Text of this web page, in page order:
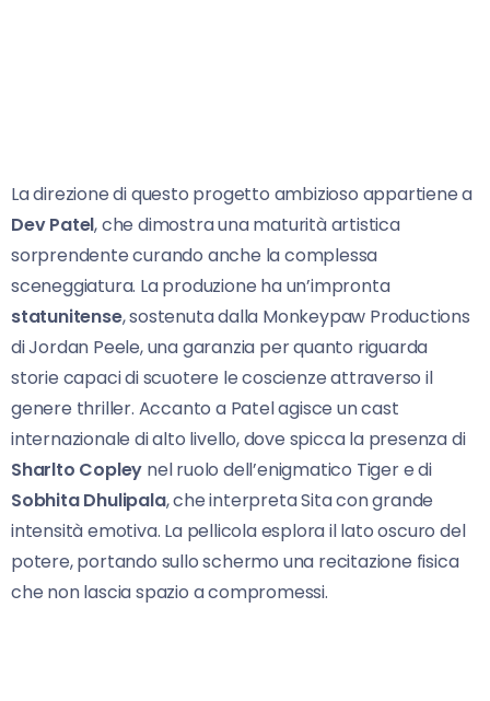
La direzione di questo progetto ambizioso appartiene a
Dev Patel, che dimostra una maturità artistica
sorprendente curando anche la complessa
sceneggiatura. La produzione ha un’impronta
statunitense, sostenuta dalla Monkeypaw Productions
di Jordan Peele, una garanzia per quanto riguarda
storie capaci di scuotere le coscienze attraverso il
genere thriller. Accanto a Patel agisce un cast
internazionale di alto livello, dove spicca la presenza di
Sharlto Copley nel ruolo dell’enigmatico Tiger e di
Sobhita Dhulipala, che interpreta Sita con grande
intensità emotiva. La pellicola esplora il lato oscuro del
potere, portando sullo schermo una recitazione fisica
che non lascia spazio a compromessi.